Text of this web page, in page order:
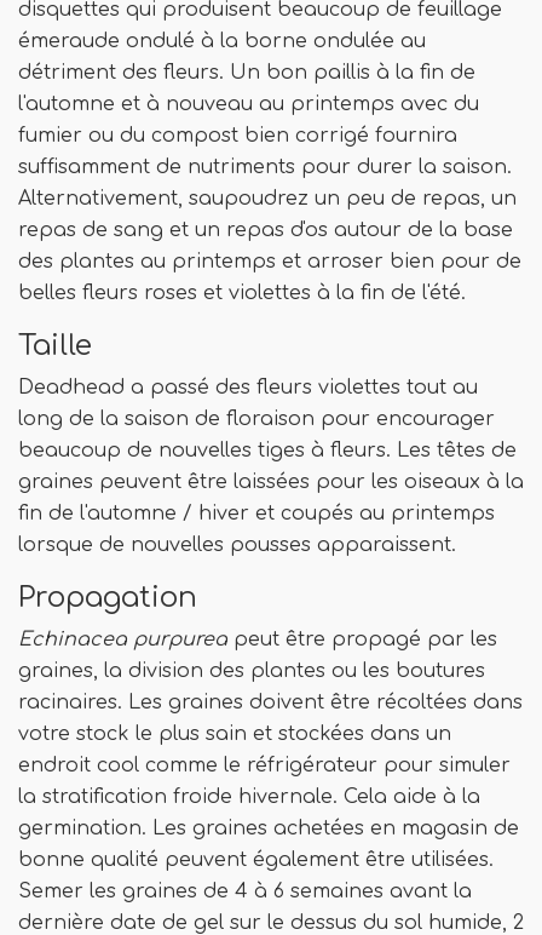
disquettes qui produisent beaucoup de feuillage
émeraude ondulé à la borne ondulée au
détriment des fleurs. Un bon paillis à la fin de
l'automne et à nouveau au printemps avec du
fumier ou du compost bien corrigé fournira
suffisamment de nutriments pour durer la saison.
Alternativement, saupoudrez un peu de repas, un
repas de sang et un repas d'os autour de la base
des plantes au printemps et arroser bien pour de
belles fleurs roses et violettes à la fin de l'été.
Taille
Deadhead a passé des fleurs violettes tout au
long de la saison de floraison pour encourager
beaucoup de nouvelles tiges à fleurs. Les têtes de
graines peuvent être laissées pour les oiseaux à la
fin de l'automne / hiver et coupés au printemps
lorsque de nouvelles pousses apparaissent.
Propagation
Echinacea purpurea peut être propagé par les
graines, la division des plantes ou les boutures
racinaires. Les graines doivent être récoltées dans
votre stock le plus sain et stockées dans un
endroit cool comme le réfrigérateur pour simuler
la stratification froide hivernale. Cela aide à la
germination. Les graines achetées en magasin de
bonne qualité peuvent également être utilisées.
Semer les graines de 4 à 6 semaines avant la
dernière date de gel sur le dessus du sol humide, 2